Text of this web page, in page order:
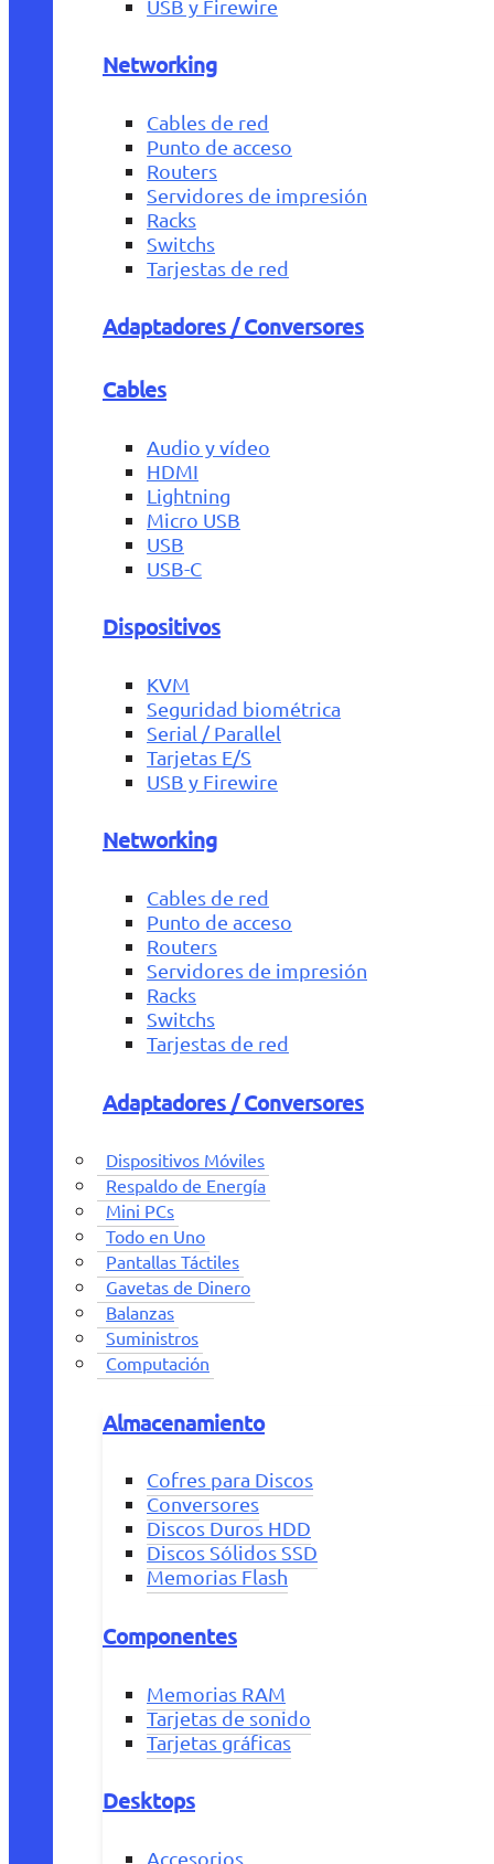
USB y Firewire
Networking
Cables de red
Punto de acceso
Routers
Servidores de impresión
Racks
Switchs
Tarjestas de red
Adaptadores / Conversores
Cables
Audio y vídeo
HDMI
Lightning
Micro USB
USB
USB-C
Dispositivos
KVM
Seguridad biométrica
Serial / Parallel
Tarjetas E/S
USB y Firewire
Networking
Cables de red
Punto de acceso
Routers
Servidores de impresión
Racks
Switchs
Tarjestas de red
Adaptadores / Conversores
Dispositivos Móviles
Respaldo de Energía
Mini PCs
Todo en Uno
Pantallas Táctiles
Gavetas de Dinero
Balanzas
Suministros
Computación
Almacenamiento
Cofres para Discos
Conversores
Discos Duros HDD
Discos Sólidos SSD
Memorias Flash
Componentes
Memorias RAM
Tarjetas de sonido
Tarjetas gráficas
Desktops
Accesorios